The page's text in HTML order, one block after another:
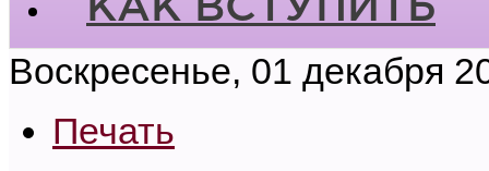
КАК ВСТУПИТЬ
Воскресенье, 01 декабря
Печать